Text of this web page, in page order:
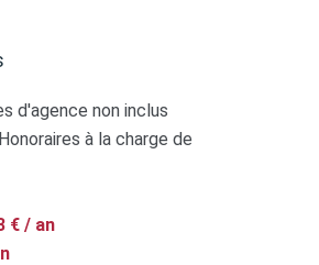
d'agence non inclus
à la charge de
€ / an